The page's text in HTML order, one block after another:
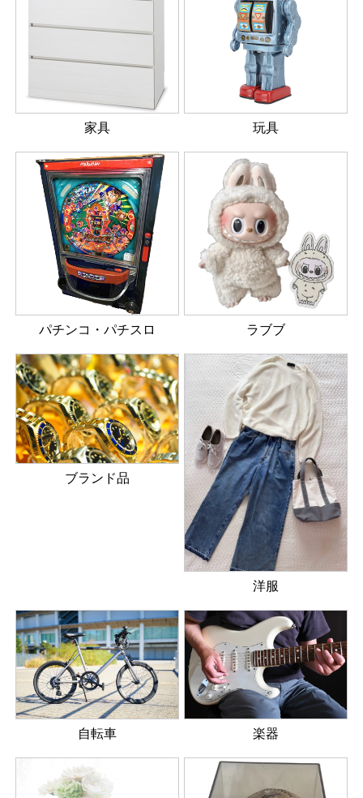
家具 玩具
パチンコ・パチスロ ラブブ
ブランド品
洋服
自転車 楽器